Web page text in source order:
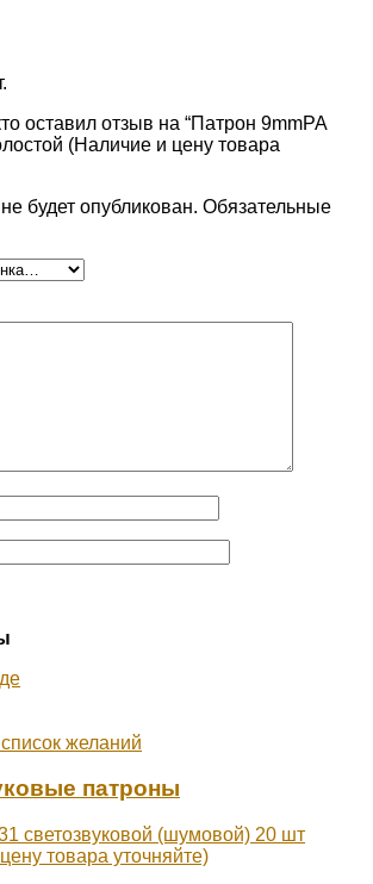
оставил отзыв на “Патрон 9mmPA
(Наличие и цену товара
будет опубликован. Обязательные
желаний
патроны
светозвуковой (шумовой) 20 шт
товара уточняйте)